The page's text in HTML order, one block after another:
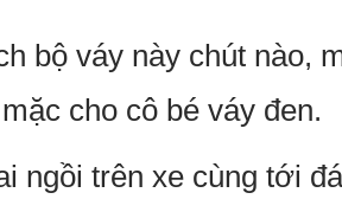
bộ váy này chút nào,
cho cô bé váy đen.
ngồi trên xe cùng tới